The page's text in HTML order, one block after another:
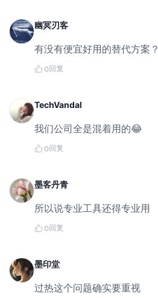
幽冥刃客
有没有便宜好用的替代方案？
0回复
TechVandal
我们公司全是混着用的😂
0回复
墨客丹青
所以说专业工具还得专业用
0回复
墨印堂
过热这个问题确实要重视